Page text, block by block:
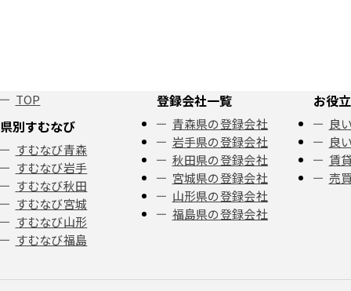
TOP
県別すむなび
すむなび青森
すむなび岩手
すむなび秋田
すむなび宮城
すむなび山形
すむなび福島
登録会社一覧
青森県の登録会社
岩手県の登録会社
秋田県の登録会社
宮城県の登録会社
山形県の登録会社
福島県の登録会社
お役
良
良
賃
売